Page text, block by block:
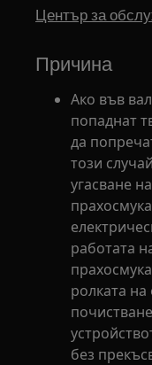
Център за
Причина
Ако във
попаднат
да
този
угасване
работата
ролката на
без